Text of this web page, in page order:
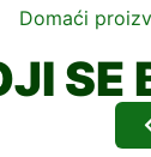
Domaći